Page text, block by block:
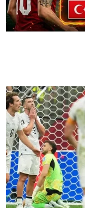
土耳其3-2